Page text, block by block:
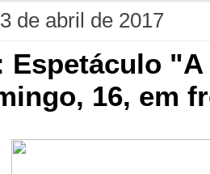
de abril de 2017
Espetáculo
16, em